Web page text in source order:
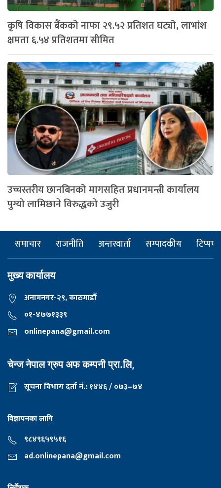
कृषि विकास बैंकको नाफा २९.५२ प्रतिशत घट्यो, लाभांश
क्षमता ६.५४ प्रतिशतमा सीमित
उच्चस्तरीय छानबिनको मागसहित प्रधानमन्त्री कार्यालय
पुग्यो लामिछाने विरुद्धको उजुरी
समाचार राजनीति अन्तरवार्ता सम्पादकीय टिप्पणी
मुख्य कार्यालय
अनामनगर-२९, काठमाडाैँ
०१-४७७१३३९
onlinepana@gmail.com
चेन्ज नेपाल ग्रुप अफ कम्पनी प्रा.लि,
सूचना विभाग दर्ता नं.: १४४६ / ०७३–७४
विज्ञापनका लागि
९८४९६५९५१६
ad.onlinepana@gmail.com